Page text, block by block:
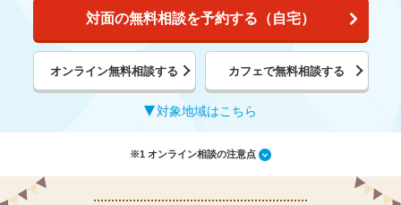
対面の無料相談を予約する（自宅）
オンライン無料相談する カフェで無料相談する
対象地域はこちら
※1 オンライン相談の注意点